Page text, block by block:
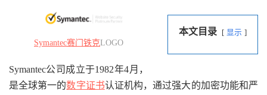
本文目录 显示
Symantec赛门铁克LOGO
Symantec公司成立于1982年4月，
是全球第一的数字证书认证机构，通过强大的加密功能和严